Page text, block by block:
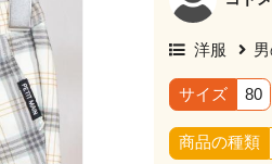
洋服
サイズ 80
商品の種類